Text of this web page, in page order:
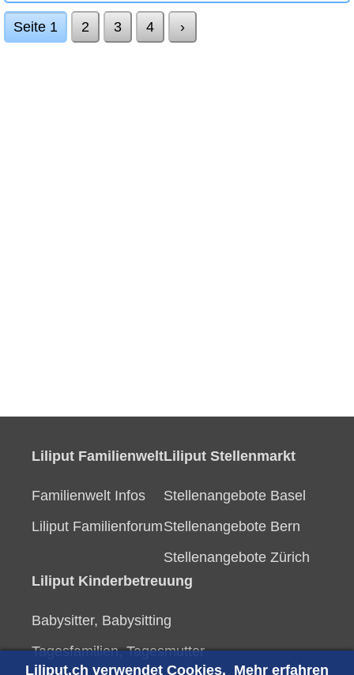
Seite 1 2 3 4 ›
Liliput Familienwelt
Familienwelt Infos
Liliput Familienforum
Liliput Stellenmarkt
Stellenangebote Basel
Stellenangebote Bern
Stellenangebote Zürich
Liliput Kinderbetreuung
Babysitter, Babysitting
Tagesfamilien, Tagesmutter
Liliput.ch verwendet Cookies. Mehr erfahren